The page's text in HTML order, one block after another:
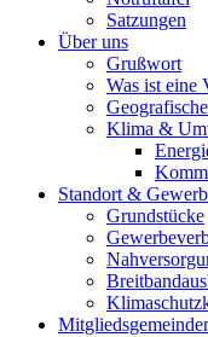
Satzungen
Über uns
Grußwort
Was ist eine
Klima &
Standort &
Grundstücke